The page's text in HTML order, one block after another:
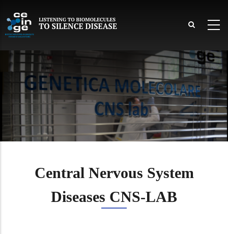
to
main
Central Nervous System
Diseases CNS-LAB